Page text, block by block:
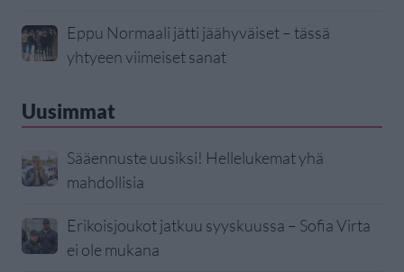
Eppu Normaali jätti jäähyväiset – tässä
yhtyeen viimeiset sanat
Uusimmat
Sääennuste uusiksi! Hellelukemat yhä
mahdollisia
Erikoisjoukot jatkuu syyskuussa – Sofia Virta
ei ole mukana